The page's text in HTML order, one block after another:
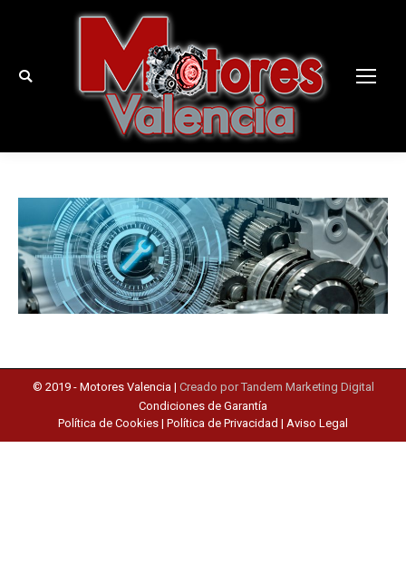
Buscar:
© 2019 - Motores Valencia | Creado por Tandem Marketing Digital
Condiciones de Garantía
Política de Cookies | Política de Privacidad | Aviso Legal